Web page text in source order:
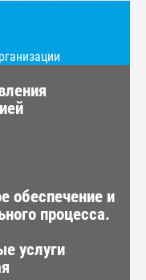
обеспечение и
процесса.
услуги